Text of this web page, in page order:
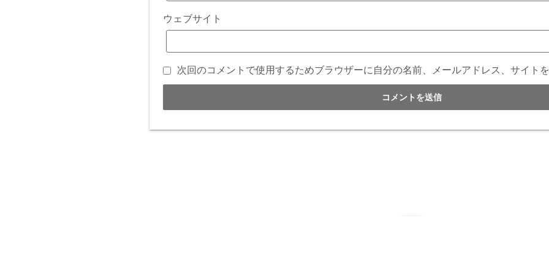
ウェブサイト
次回のコメントで使用するためブラウザーに自分の名前、メールアドレス、サイトを